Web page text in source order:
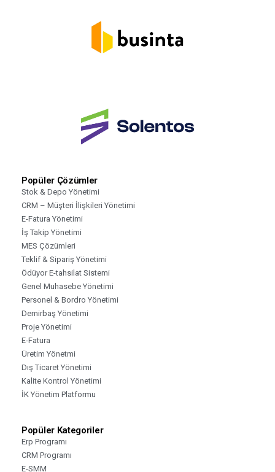
Popüler Çözümler
Stok & Depo Yönetimi
CRM – Müşteri İlişkileri Yönetimi
E-Fatura Yönetimi
İş Takip Yönetimi
MES Çözümleri
Teklif & Sipariş Yönetimi
Ödüyor E-tahsilat Sistemi
Genel Muhasebe Yönetimi
Personel & Bordro Yönetimi
Demirbaş Yönetimi
Proje Yönetimi
E-Fatura
Üretim Yönetmi
Dış Ticaret Yönetimi
Kalite Kontrol Yönetimi
İK Yönetim Platformu
Popüler Kategoriler
Erp Programı
CRM Programı
E-SMM